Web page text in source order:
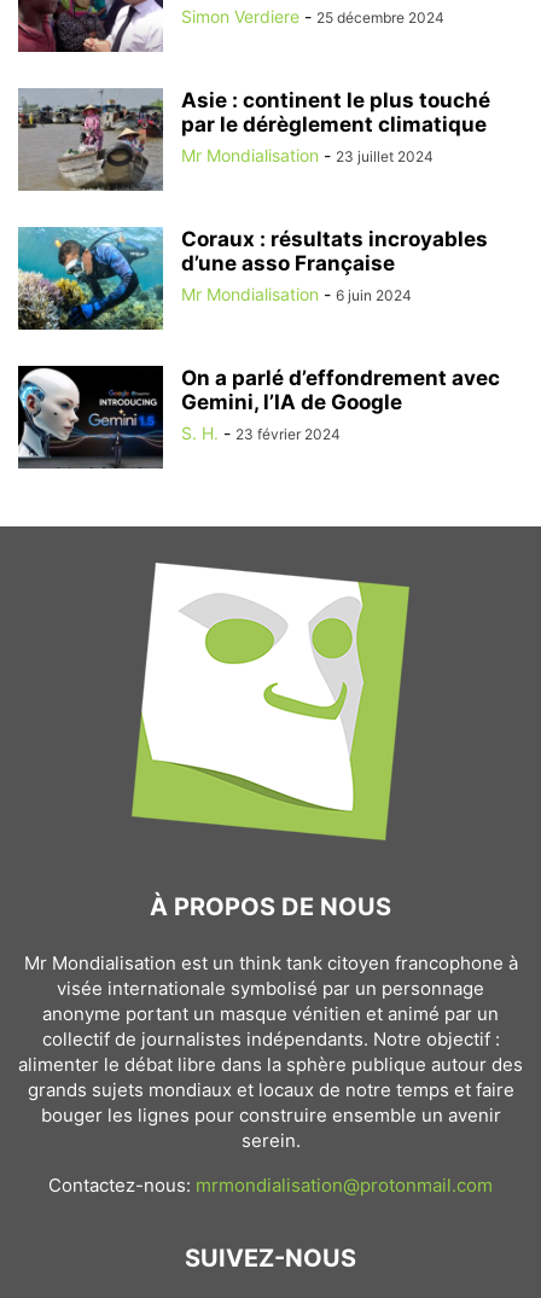
Simon Verdiere - 25 décembre 2024
Asie : continent le plus touché
par le dérèglement climatique
Mr Mondialisation - 23 juillet 2024
Coraux : résultats incroyables
d’une asso Française
Mr Mondialisation - 6 juin 2024
On a parlé d’effondrement avec
Gemini, l’IA de Google
S. H. - 23 février 2024
À PROPOS DE NOUS
Mr Mondialisation est un think tank citoyen francophone à
visée internationale symbolisé par un personnage
anonyme portant un masque vénitien et animé par un
collectif de journalistes indépendants. Notre objectif :
alimenter le débat libre dans la sphère publique autour des
grands sujets mondiaux et locaux de notre temps et faire
bouger les lignes pour construire ensemble un avenir
serein.
Contactez-nous: mrmondialisation@protonmail.com
SUIVEZ-NOUS